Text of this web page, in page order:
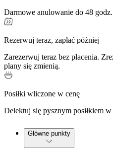
Darmowe anulowanie do 48
Rezerwuj teraz, zapłać później
Zarezerwuj teraz bez płacenia.
plany się zmienią.
Posiłki wliczone w cenę
Delektuj się pysznym posiłkiem
Główne punkty